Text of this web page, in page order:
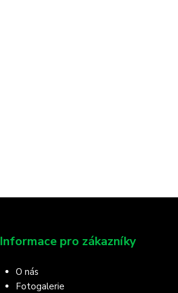
Informace pro zákazníky
O nás
Fotogalerie